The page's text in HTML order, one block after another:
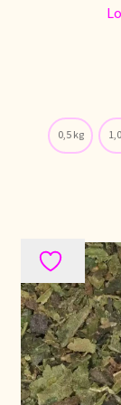
Online shop
Onze visie op
Ordering and
Organic
Our vision on
0,5 kg